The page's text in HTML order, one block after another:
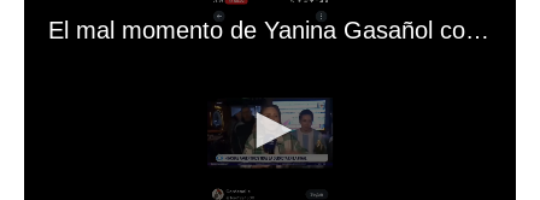
El mal momento de Yanina Gasañol con un hincha argentino en "Subrayado"